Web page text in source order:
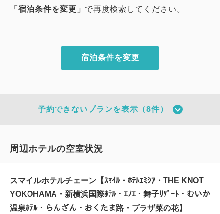
「宿泊条件を変更」 で再度検索してください。
宿泊条件を変更
予約できないプランを表示（8件）
周辺ホテルの空室状況
スマイルホテルチェーン【ｽﾏｲﾙ・ﾎﾃﾙｴﾐｼｱ・THE KNOT
YOKOHAMA・新横浜国際ﾎﾃﾙ・ｴﾉｴ・舞子ﾘｿﾞｰﾄ・むいか
温泉ﾎﾃﾙ・らんざん・おくたま路・プラザ菜の花】